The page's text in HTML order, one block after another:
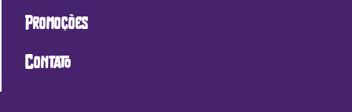
Promoções
Contato